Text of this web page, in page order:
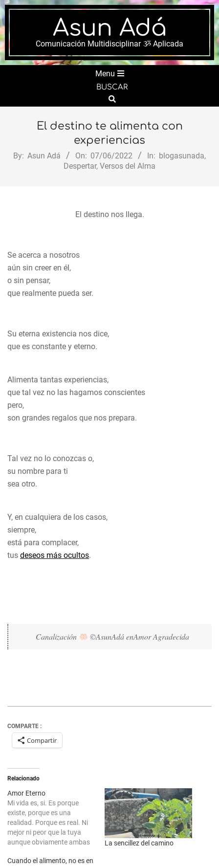
Skip
to
content
Asun Adá
Comunicación Multidisciplinar ૐ Aplicada
Menu
BUSCAR
Search
El destino te alimenta con
experiencias
By: Asun Adá On: 07/06/2022 In: blogasunada,
Despertar, Versos del Alma
El destino nos llega.
Se acerca a nosotros
aún sin creer en él,
o sin pensar,
que realmente pueda ser.
Su eterna existencia nos dice,
que es constante y eterno.
Alimenta tantas experiencias,
que tal vez no las hagamos conscientes
pero,
son grandes regalos que nos prepara.
Tal vez no lo conozcas o,
su nombre para ti
sea otro.
Y, en cualquiera de los casos,
siempre,
está para complacer,
tus deseos más ocultos.
Canalización ©AsunAdá enAmor Agradecida
COMPARTE :
Compartir
Relacionado
Amor Eterno
Mi vida es, si. Es porque
existe, porque es una
realidad. Porque es real. Ni
mejor ni peor que la tuya
aunque obviamente ambas
también resultan iguales,
La sencillez del camino
Cuando el alimento, no es en